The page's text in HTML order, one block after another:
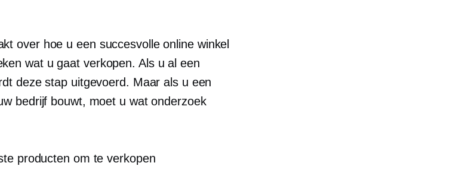
over hoe u een succesvolle online winkel
wat u gaat verkopen. Als u al een
deze stap uitgevoerd. Maar als u een
bedrijf bouwt, moet u wat onderzoek
producten om te verkopen